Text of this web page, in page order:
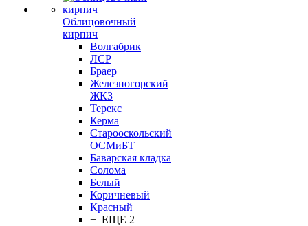
Облицовочный
кирпич
Волгабрик
ЛСР
Браер
Железногорский
ЖКЗ
Терекс
Керма
Старооскольский
ОСМиБТ
Баварская кладка
Солома
Белый
Коричневый
Красный
+ ЕЩЕ 2